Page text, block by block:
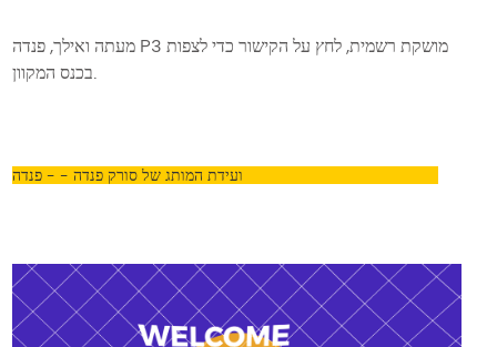
מעתה ואילך, פנדה P3 מושקת רשמית, לחץ על הקישור כדי לצפות